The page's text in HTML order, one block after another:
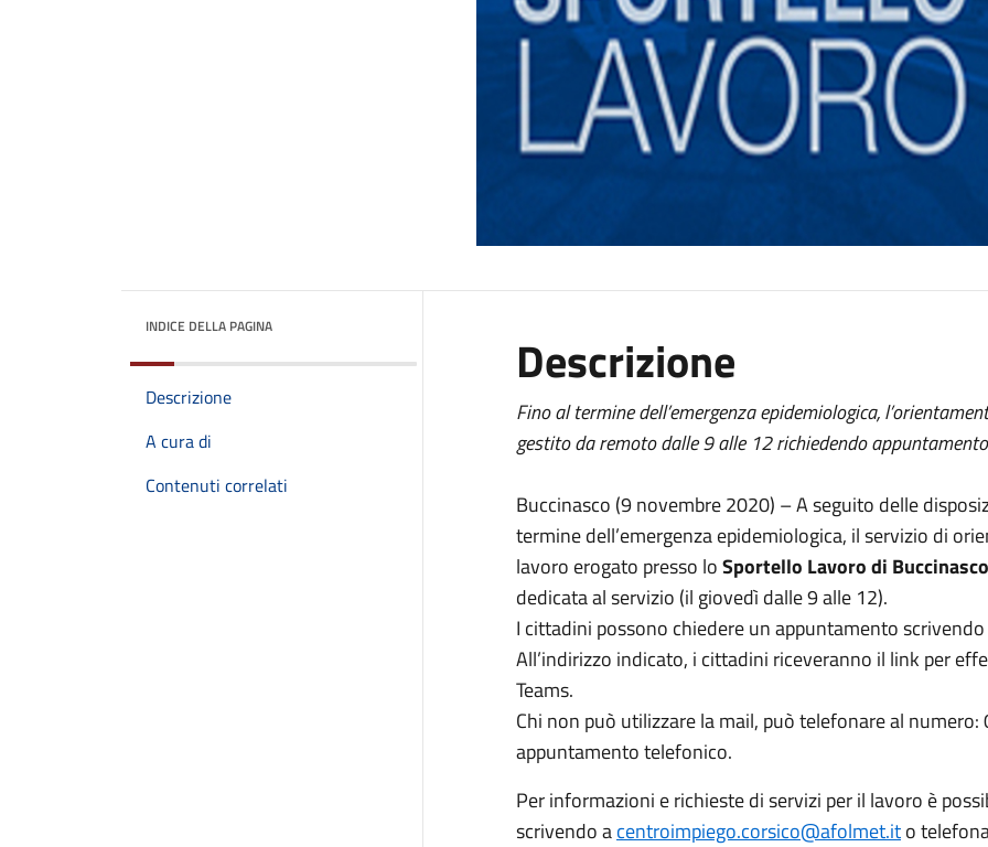
INDICE DELLA PAGINA
Descrizione
A cura di
Contenuti correlati
Descrizione
Fino al termine dell’emergenza epidemiologica,
gestito da remoto dalle 9 alle 12 richiedendo
Buccinasco (9 novembre 2020) – A seguito delle
termine dell’emergenza epidemiologica, il servizio di
lavoro erogato presso loSportello Lavoro di Buccinasco
dedicata al servizio (il giovedì dalle 9 alle 12).
I cittadini possono chiedere un appuntamento
All’indirizzo indicato, i cittadini riceveranno il link per
Teams.
Chi non può utilizzare la mail, può telefonare al
appuntamento telefonico.
Per informazioni e richieste di servizi per il lavoro è
scrivendo acentroimpiego.corsico@afolmet.ito